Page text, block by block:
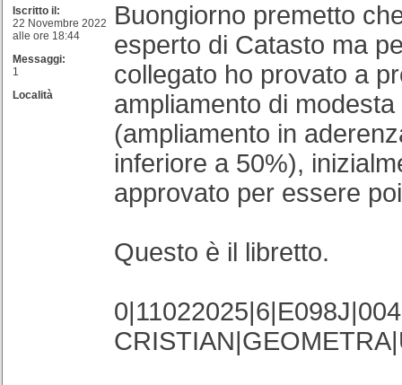
Iscritto il:
22 Novembre 2022
alle ore 18:44
Messaggi:
1
Località
Buongiorno premetto
esperto di Catasto ma
collegato ho provato a
ampliamento di modesta
(ampliamento in
inferiore a 50%),
approvato per essere
Questo è il libretto.